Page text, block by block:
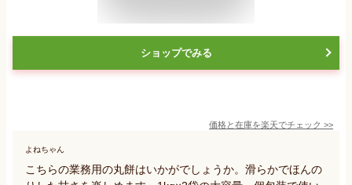
ショップでみる
価格と在庫を楽天でチェック >>
よねちゃん
こちらの業務用の丸餅はいかがでしょうか。滑らかでほんの